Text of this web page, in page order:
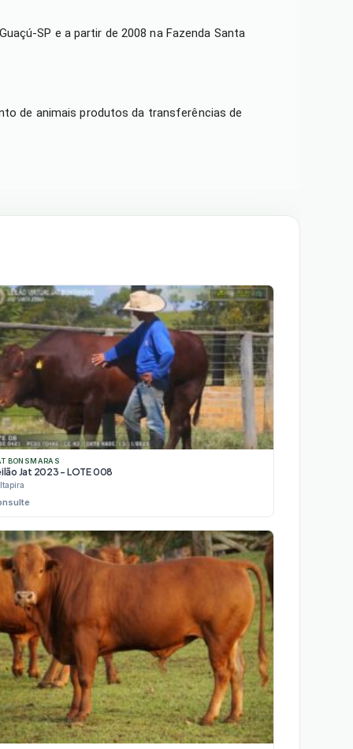
SP e a partir de 2008 na Fazenda Santa
de animais produtos da transferências de
BONSMARAS
Jat 2023 - LOTE 008
Itapira